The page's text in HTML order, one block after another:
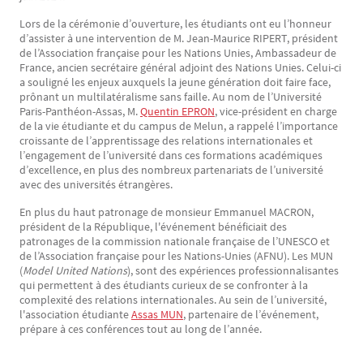
Lors de la cérémonie d’ouverture, les étudiants ont eu l’honneur
d’assister à une intervention de M. Jean-Maurice RIPERT, président
de l’Association française pour les Nations Unies, Ambassadeur de
France, ancien secrétaire général adjoint des Nations Unies. Celui-ci
a souligné les enjeux auxquels la jeune génération doit faire face,
prônant un multilatéralisme sans faille. Au nom de l’Université
Paris-Panthéon-Assas, M.Quentin EPRON, vice-président en charge
de la vie étudiante et du campus de Melun, a rappelé l’importance
croissante de l’apprentissage des relations internationales et
l’engagement de l’université dans ces formations académiques
d’excellence, en plus des nombreux partenariats de l’université
avec des universités étrangères.
En plus du haut patronage de monsieur Emmanuel MACRON,
président de la République, l'événement bénéficiait des
patronages de la commission nationale française de l’UNESCO et
de l’Association française pour les Nations-Unies (AFNU). Les MUN
(Model United Nations), sont des expériences professionnalisantes
qui permettent à des étudiants curieux de se confronter à la
complexité des relations internationales. Au sein de l’université,
l'association étudianteAssas MUN, partenaire de l’événement,
prépare à ces conférences tout au long de l’année.